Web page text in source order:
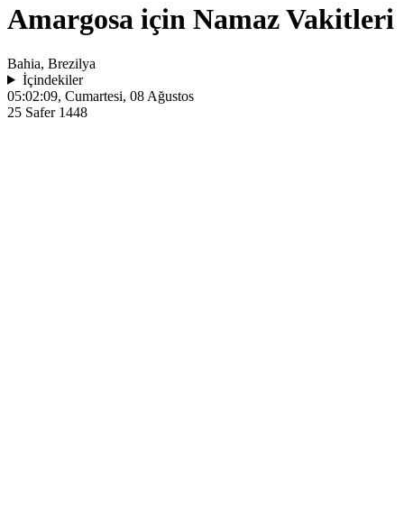
Amargosa için Namaz Vakitleri
Bahia, Brezilya
İçindekiler
05:02:09, Cumartesi, 08 Ağustos
25 Safer 1448